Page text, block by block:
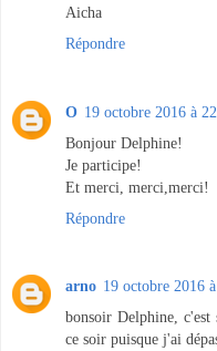
Aicha
Répondre
O 19 octobre 2016 à
Bonjour Delphine!
Je participe!
Et merci, merci,merci!
Répondre
arno 19 octobre 2016
bonsoir Delphine, c'est
ce soir puisque j'ai